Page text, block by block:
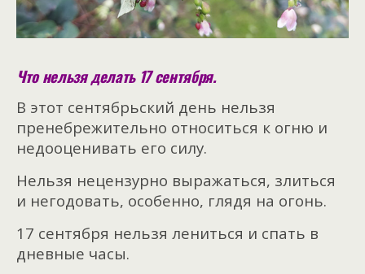
Что нельзя делать 17 сентября.
В этот сентябрьский день нельзя
пренебрежительно относиться к огню и
недооценивать его силу.
Нельзя нецензурно выражаться, злиться
и негодовать, особенно, глядя на огонь.
17 сентября нельзя лениться и спать в
дневные часы.